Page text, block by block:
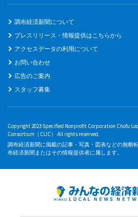
調布経済新聞について
プレスリリース・情報提供はこちらから
アクセスデータの利用について
お問い合わせ
広告のご案内
スタッフ募集
Copyright 2023 Specified Nonprofit Corporation Chofu
Consortium（CLIC） All rights reserved.
調布経済新聞に掲載の記事・写真・図表などの無断
布経済新聞またはその情報提供者に属します。